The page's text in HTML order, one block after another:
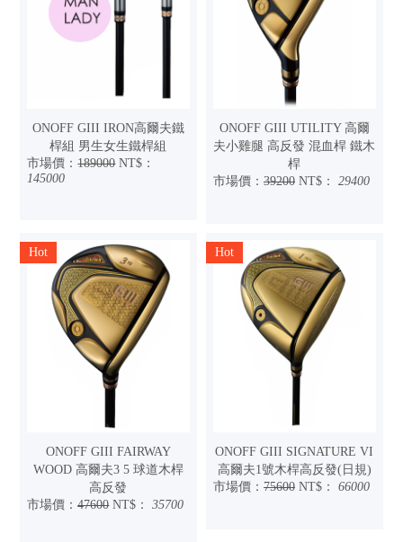
ONOFF GIII IRON高爾夫鐵
桿組 男生女生鐵桿組
市場價：189000 NT$：
145000
ONOFF GIII UTILITY 高爾
夫小雞腿 高反發 混血桿 鐵木
桿
市場價： 39200 NT$： 29400
Hot
ONOFF GIII FAIRWAY
WOOD 高爾夫3 5 球道木桿
高反發
市場價：47600 NT$：35700
Hot
ONOFF GIII SIGNATURE VI
高爾夫1號木桿高反發(日規)
市場價： 75600 NT$： 66000